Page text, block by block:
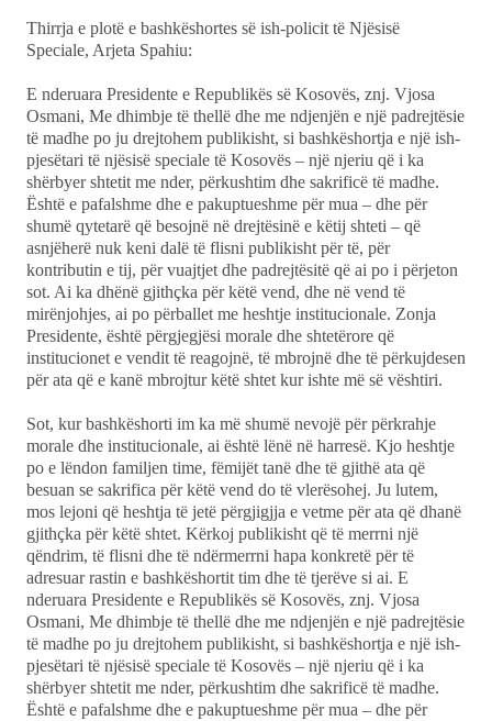
Thirrja e plotë e bashkëshortes së ish-policit të Njësisë
Speciale, Arjeta Spahiu:
E nderuara Presidente e Republikës së Kosovës, znj. Vjosa
Osmani, Me dhimbje të thellë dhe me ndjenjën e një padrejtësie
të madhe po ju drejtohem publikisht, si bashkëshortja e një ish-
pjesëtari të njësisë speciale të Kosovës – një njeriu që i ka
shërbyer shtetit me nder, përkushtim dhe sakrificë të madhe.
Është e pafalshme dhe e pakuptueshme për mua – dhe për
shumë qytetarë që besojnë në drejtësinë e këtij shteti – që
asnjëherë nuk keni dalë të flisni publikisht për të, për
kontributin e tij, për vuajtjet dhe padrejtësitë që ai po i përjeton
sot. Ai ka dhënë gjithçka për këtë vend, dhe në vend të
mirënjohjes, ai po përballet me heshtje institucionale. Zonja
Presidente, është përgjegjësi morale dhe shtetërore që
institucionet e vendit të reagojnë, të mbrojnë dhe të përkujdesen
për ata që e kanë mbrojtur këtë shtet kur ishte më së vështiri.
Sot, kur bashkëshorti im ka më shumë nevojë për përkrahje
morale dhe institucionale, ai është lënë në harresë. Kjo heshtje
po e lëndon familjen time, fëmijët tanë dhe të gjithë ata që
besuan se sakrifica për këtë vend do të vlerësohej. Ju lutem,
mos lejoni që heshtja të jetë përgjigjja e vetme për ata që dhanë
gjithçka për këtë shtet. Kërkoj publikisht që të merrni një
qëndrim, të flisni dhe të ndërmerrni hapa konkretë për të
adresuar rastin e bashkëshortit tim dhe të tjerëve si ai. E
nderuara Presidente e Republikës së Kosovës, znj. Vjosa
Osmani, Me dhimbje të thellë dhe me ndjenjën e një padrejtësie
të madhe po ju drejtohem publikisht, si bashkëshortja e një ish-
pjesëtari të njësisë speciale të Kosovës – një njeriu që i ka
shërbyer shtetit me nder, përkushtim dhe sakrificë të madhe.
Është e pafalshme dhe e pakuptueshme për mua – dhe për